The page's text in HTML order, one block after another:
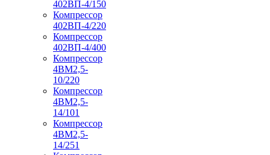
402ВП-4/150
Компрессор
402ВП-4/220
Компрессор
402ВП-4/400
Компрессор
4ВМ2,5-
10/220
Компрессор
4ВМ2,5-
14/101
Компрессор
4ВМ2,5-
14/251